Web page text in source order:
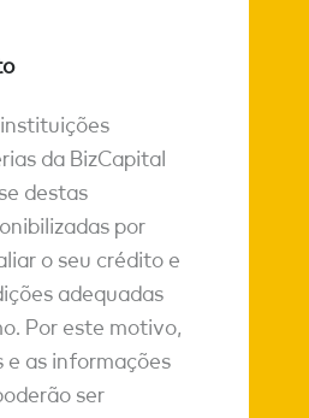
da BizCapital
destas
por
o seu crédito e
adequadas
Por este motivo,
e as informações
ser